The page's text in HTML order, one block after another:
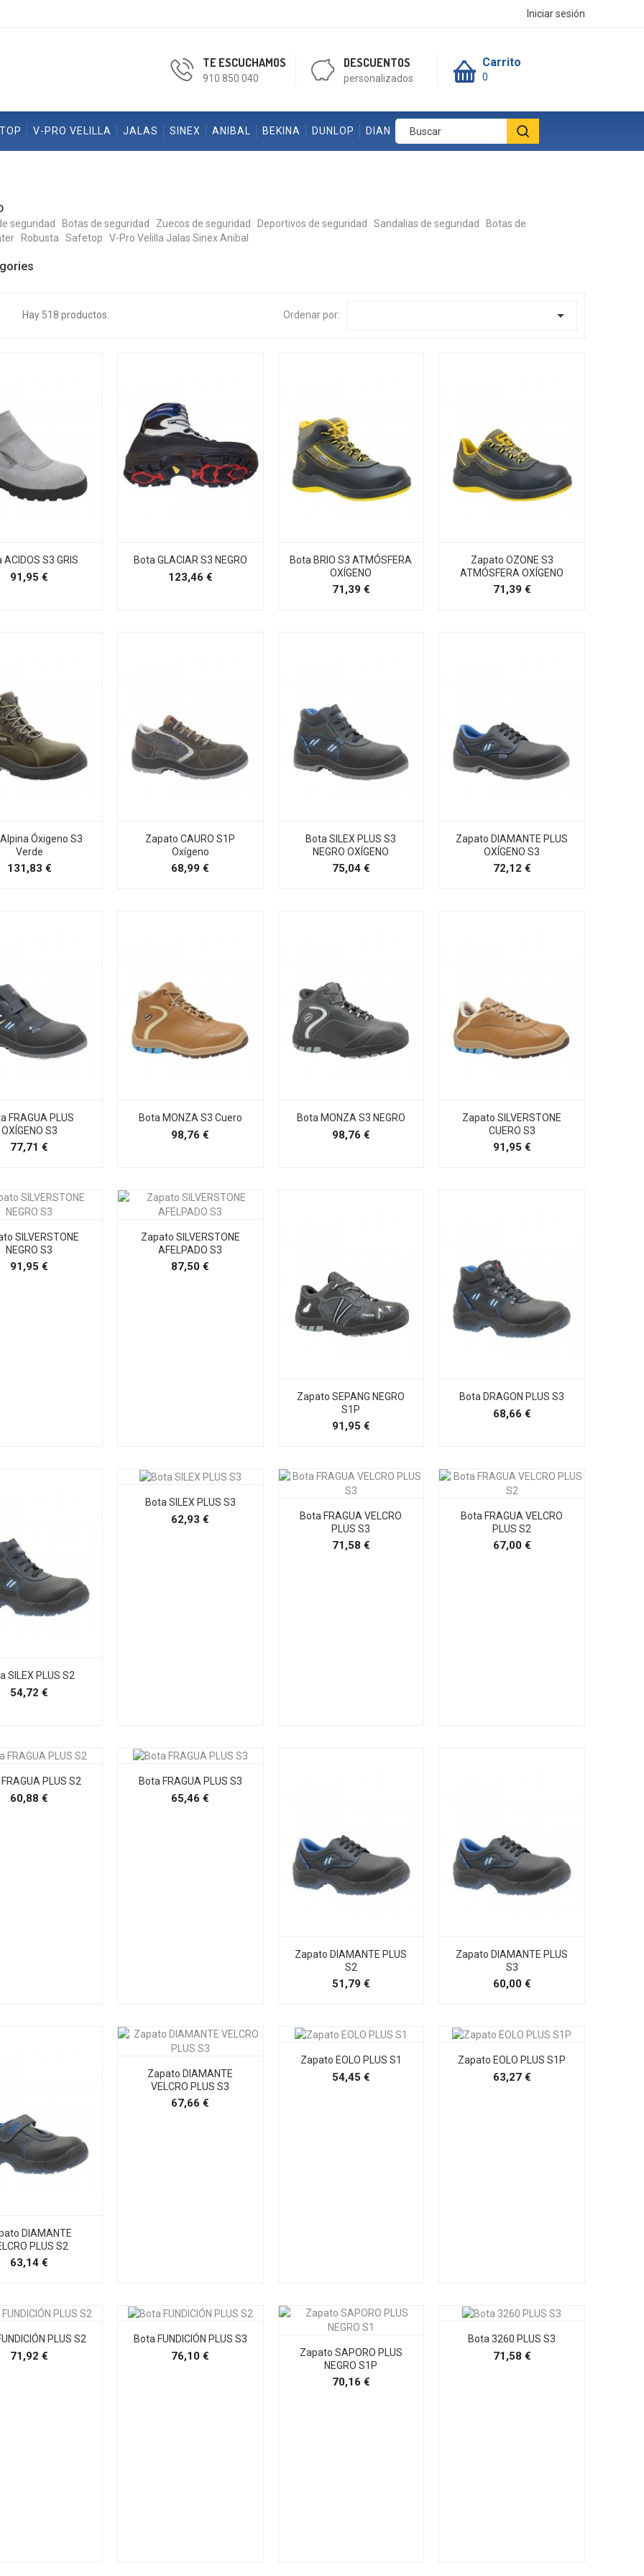
Iniciar sesión
Carrito
0
TE ESCUCHAMOS
910 850 040
DESCUENTOS
personalizados
V-PRO VELILLA JALAS SINEX ANIBAL BEKINA DUNLOP DIAN
seguridad Botas de seguridad Zuecos de seguridad Deportivos de seguridad Sandalias de seguridad
Botas de
Robusta Safetop V-Pro Velilla Jalas SinexAnibal
Hay 518 productos. Ordenar por: 
ACIDOS S3 GRIS
91,95 €
Bota GLACIAR S3 NEGRO
123,46 €Precio
Bota BRIO S3 ATMÓSFERA
OXÍGENO
71,39 €Precio
Zapato OZONE S3
ATMÓSFERA OXÍGENO
71,39 €Precio
Óxigeno S3
Verde
131,83 €Precio
Zapato CAURO S1P
Oxígeno
68,99 €
Bota SILEX PLUS S3
NEGRO OXÍGENO
75,04 €Precio
Zapato DIAMANTE PLUS
OXÍGENO S3
72,12 €Precio
FRAGUA PLUS
OXÍGENO S3
77,71 €
Bota MONZA S3 Cuero
98,76 €
Bota MONZA S3 NEGRO
98,76 €Precio
Zapato SILVERSTONE
CUERO S3
91,95 €Precio
SILVERSTONE
NEGRO S3
91,95 €
Zapato SILVERSTONE
AFELPADO S3
87,50 €
Zapato SEPANG NEGRO
S1P
91,95 €Precio
Bota DRAGON PLUS S3
68,66 €Precio
SILEX PLUS S2
54,72 €
Bota SILEX PLUS S3
62,93 €
Bota FRAGUA VELCRO
PLUS S3
71,58 €Precio
Bota FRAGUA VELCRO
PLUS S2
67,00 €Precio
PLUS S2
60,88 €
Bota FRAGUA PLUS S3
65,46 €
Zapato DIAMANTE PLUS
S2
51,79 €Precio
Zapato DIAMANTE PLUS
S3
60,00 €Precio
DIAMANTE
PLUS S2
63,14 €
Zapato DIAMANTE
VELCRO PLUS S3
67,66 €
Zapato EOLO PLUS S1
54,45 €Precio
Zapato EOLO PLUS S1P
63,27 €Precio
PLUS S2
71,92 €
Bota FUNDICIÓN PLUS S3
76,10 €
Zapato SAPORO PLUS
NEGRO S1P
70,16 €Precio
Bota 3260 PLUS S3
71,58 €Precio